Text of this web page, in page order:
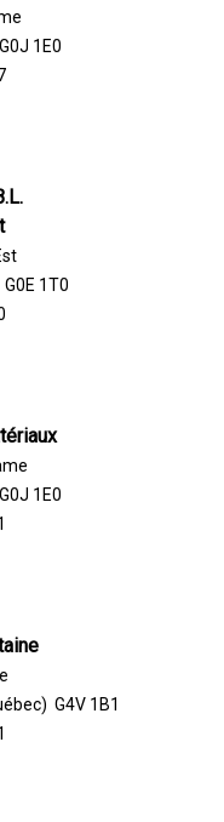
1E0
1T0
1E0
G4V 1B1